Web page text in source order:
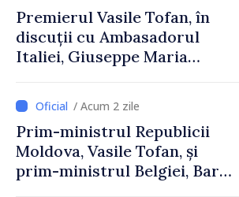
Premierul Vasile Tofan, în
discuții cu Ambasadorul
Italiei, Giuseppe Maria
/ Acum 2 zile
Prim-ministrul Republicii
Moldova, Vasile Tofan, și
prim-ministrul Belgiei, Bart